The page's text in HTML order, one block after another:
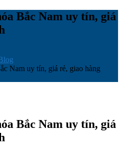
Bắc Nam uy tín, giá
Nam uy tín, giá rẻ, giao hàng
Bắc Nam uy tín, giá